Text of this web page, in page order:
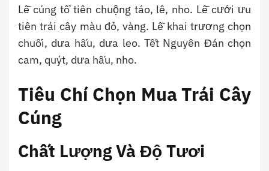
Lễ cúng tổ tiên chuộng táo, lê, nho. Lễ cưới ưu
tiên trái cây màu đỏ, vàng. Lễ khai trương chọn
chuối, dưa hấu, dưa leo. Tết Nguyên Đán chọn
cam, quýt, dưa hấu, nho.
Tiêu Chí Chọn Mua Trái Cây
Cúng
Chất Lượng Và Độ Tươi